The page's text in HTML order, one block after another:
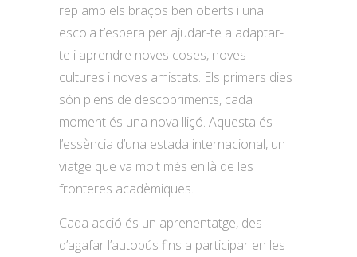
rep amb els braços ben oberts i una
escola t’espera per ajudar-te a adaptar-
te i aprendre noves coses, noves
cultures i noves amistats. Els primers dies
són plens de descobriments, cada
moment és una nova lliçó. Aquesta és
l’essència d’una estada internacional, un
viatge que va molt més enllà de les
fronteres acadèmiques.
Cada acció és un aprenentatge, des
d’agafar l’autobús fins a participar en les